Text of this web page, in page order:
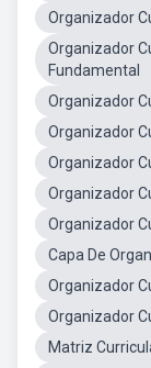
Organizador
Organizador
Fundamental
Organizador
Organizador
Organizador
Organizador
Organizador
Capa De
Organizador
Organizador
Matriz